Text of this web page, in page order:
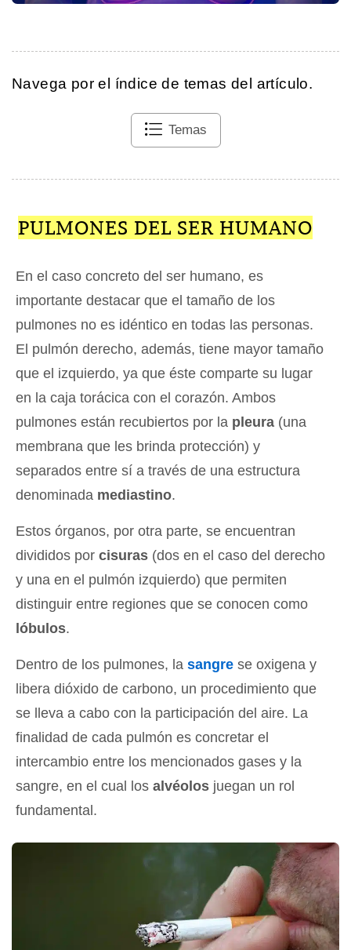
Navega por el índice de temas del artículo.
Temas
PULMONES DEL SER HUMANO
En el caso concreto del ser humano, es
importante destacar que el tamaño de los
pulmones no es idéntico en todas las personas.
El pulmón derecho, además, tiene mayor tamaño
que el izquierdo, ya que éste comparte su lugar
en la caja torácica con el corazón. Ambos
pulmones están recubiertos por la pleura (una
membrana que les brinda protección) y
separados entre sí a través de una estructura
denominada mediastino.
Estos órganos, por otra parte, se encuentran
divididos por cisuras (dos en el caso del derecho
y una en el pulmón izquierdo) que permiten
distinguir entre regiones que se conocen como
lóbulos.
Dentro de los pulmones, la sangre se oxigena y
libera dióxido de carbono, un procedimiento que
se lleva a cabo con la participación del aire. La
finalidad de cada pulmón es concretar el
intercambio entre los mencionados gases y la
sangre, en el cual los alvéolos juegan un rol
fundamental.